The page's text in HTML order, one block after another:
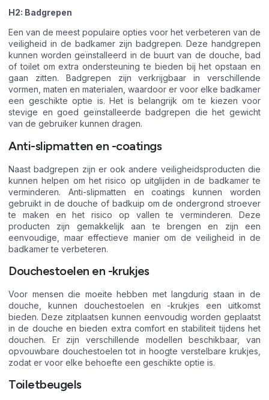
H2: Badgrepen
Een van de meest populaire opties voor het verbeteren van de
veiligheid in de badkamer zijn badgrepen. Deze handgrepen
kunnen worden geïnstalleerd in de buurt van de douche, bad
of toilet om extra ondersteuning te bieden bij het opstaan en
gaan zitten. Badgrepen zijn verkrijgbaar in verschillende
vormen, maten en materialen, waardoor er voor elke badkamer
een geschikte optie is. Het is belangrijk om te kiezen voor
stevige en goed geïnstalleerde badgrepen die het gewicht
van de gebruiker kunnen dragen.
Anti-slipmatten en -coatings
Naast badgrepen zijn er ook andere veiligheidsproducten die
kunnen helpen om het risico op uitglijden in de badkamer te
verminderen. Anti-slipmatten en coatings kunnen worden
gebruikt in de douche of badkuip om de ondergrond stroever
te maken en het risico op vallen te verminderen. Deze
producten zijn gemakkelijk aan te brengen en zijn een
eenvoudige, maar effectieve manier om de veiligheid in de
badkamer te verbeteren.
Douchestoelen en -krukjes
Voor mensen die moeite hebben met langdurig staan in de
douche, kunnen douchestoelen en -krukjes een uitkomst
bieden. Deze zitplaatsen kunnen eenvoudig worden geplaatst
in de douche en bieden extra comfort en stabiliteit tijdens het
douchen. Er zijn verschillende modellen beschikbaar, van
opvouwbare douchestoelen tot in hoogte verstelbare krukjes,
zodat er voor elke behoefte een geschikte optie is.
Toiletbeugels